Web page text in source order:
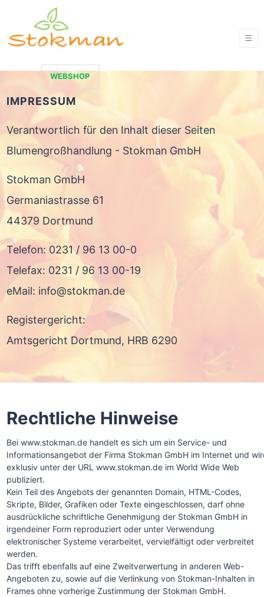
WEBSHOP
IMPRESSUM
Verantwortlich für den Inhalt dieser Seiten
Blumengroßhandlung - Stokman GmbH
Stokman GmbH
Germaniastrasse 61
44379 Dortmund
Telefon: 0231 / 96 13 00-0
Telefax: 0231 / 96 13 00-19
eMail: info@stokman.de
Registergericht:
Amtsgericht Dortmund, HRB 6290
Rechtliche Hinweise
Bei www.stokman.de handelt es sich um ein Service- und
Informationsangebot der Firma Stokman GmbH im Internet und
exklusiv unter der URL www.stokman.de im World Wide Web
publiziert.
Kein Teil des Angebots der genannten Domain, HTML-Codes,
Skripte, Bilder, Grafiken oder Texte eingeschlossen, darf ohne
ausdrückliche schriftliche Genehmigung der Stokman GmbH in
irgendeiner Form reproduziert oder unter Verwendung
elektronischer Systeme verarbeitet, vervielfältigt oder verbreitet
werden.
Das trifft ebenfalls auf eine Zweitverwertung in anderen Web-
Angeboten zu, sowie auf die Verlinkung von Stokman-Inhalten in
Frames ohne vorherige Zustimmung der Stokman GmbH.